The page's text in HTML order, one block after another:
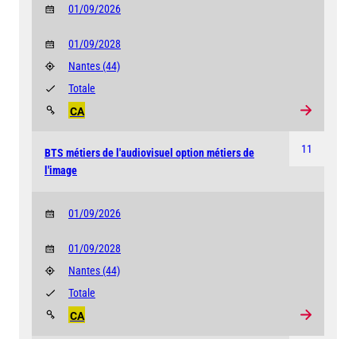
01/09/2026
01/09/2028
Nantes (44)
CA
Totale
11
BTS métiers de l'audiovisuel option métiers de
l'image
01/09/2026
01/09/2028
Nantes (44)
CA
Totale